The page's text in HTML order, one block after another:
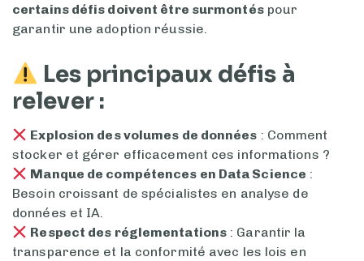
certains défis doivent être surmontéspour
garantir une adoption réussie.
Les principaux défis à
relever :
Explosion des volumes de données : Comment
stocker et gérer efficacement ces informations ?
Manque de compétences en Data Science :
Besoin croissant de spécialistes en analyse de
données et IA.
Respect des réglementations : Garantir la
transparence et la conformité avec les lois en